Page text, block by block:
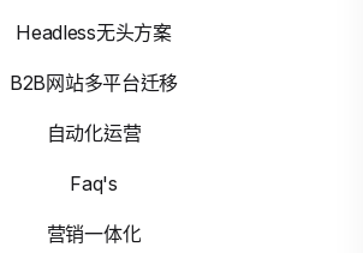
Headless无头方案
B2B网站多平台迁移
自动化运营
Faq's
营销一体化